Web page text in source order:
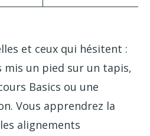
et ceux qui hésitent :
mis un pied sur un tapis,
Basics ou une
Vous apprendrez la
alignements